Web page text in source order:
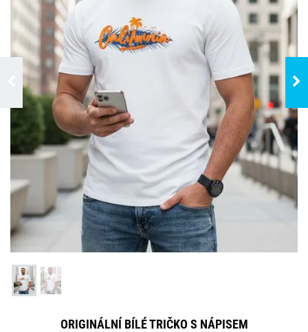
ORIGINÁLNÍ BÍLÉ TRIČKO S NÁPISEM